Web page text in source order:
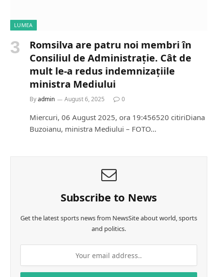
LUMEA
Romsilva are patru noi membri în
Consiliul de Administrație. Cât de
mult le-a redus indemnizațiile
ministra Mediului
Byadmin August 6, 2025 0
Miercuri, 06 August 2025, ora 19:456520 citiriDiana
Buzoianu, ministra Mediului – FOTO…
Subscribe to News
Get the latest sports news from NewsSite about world, sports
and politics.